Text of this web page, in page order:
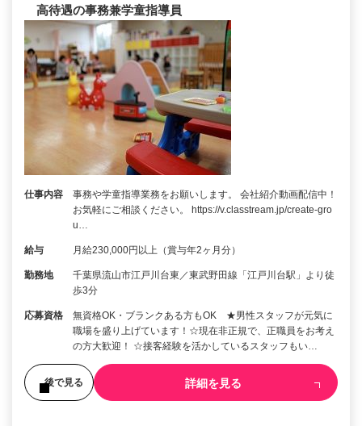
高待遇の事務兼学童指導員
仕事内容
事務や学童指導業務をお願いします。 会社紹介動画配信中！
お気軽にご相談ください。 https://v.classtream.jp/create-gro
u…
給与 月給230,000円以上（賞与年2ヶ月分）
勤務地
千葉県流山市江戸川台東／東武野田線「江戸川台駅」より徒
歩3分
応募資格
無資格OK・ブランクある方もOK ★男性スタッフが元気に
職場を盛り上げています！☆現在非正規で、正職員をお考え
の方大歓迎！ ☆接客経験を活かしているスタッフもい…
後で見る 詳細を見る